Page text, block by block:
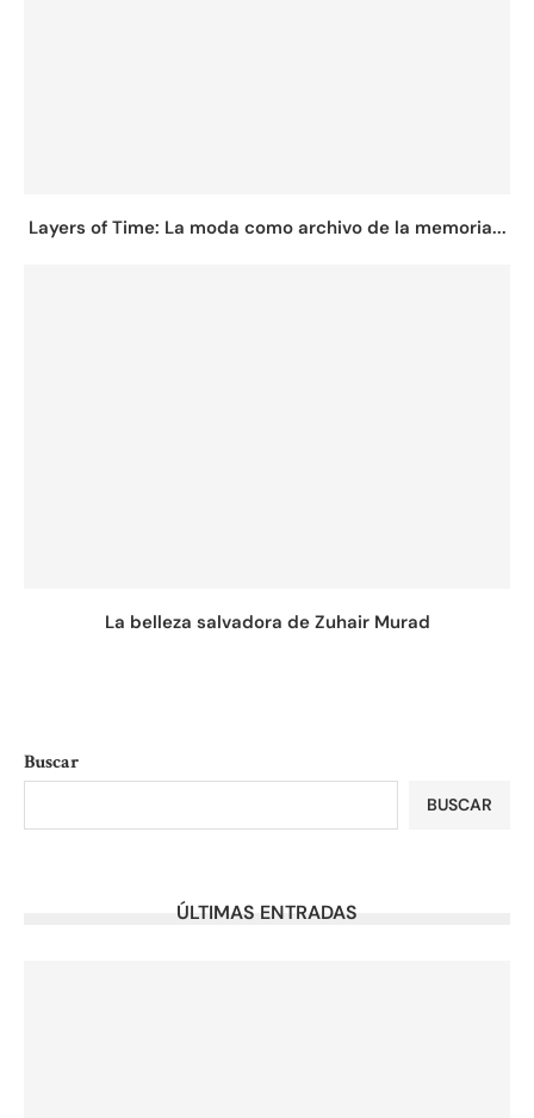
Layers of Time: La moda como archivo de la memoria...
La belleza salvadora de Zuhair Murad
Buscar
BUSCAR
ÚLTIMAS ENTRADAS